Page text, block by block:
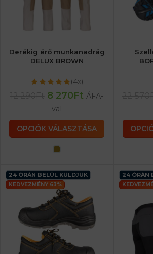
Derékig érő munkanadrág
DELUX BROWN
(4x)
8 270Ft ÁFA-
val
OPCIÓK VÁLASZTÁSA
24 ÓRÁN BELÜL KÜLDJÜK
KEDVEZMÉNY 63%
24 ÓRÁN